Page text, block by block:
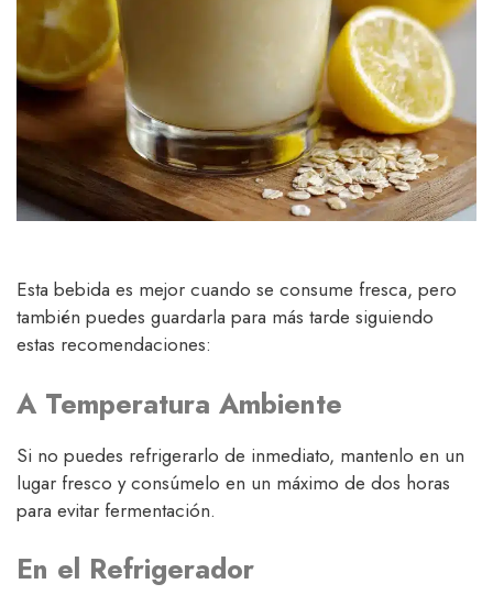
Esta bebida es mejor cuando se consume fresca, pero
también puedes guardarla para más tarde siguiendo
estas recomendaciones:
A Temperatura Ambiente
Si no puedes refrigerarlo de inmediato, mantenlo en un
lugar fresco y consúmelo en un máximo de dos horas
para evitar fermentación.
En el Refrigerador